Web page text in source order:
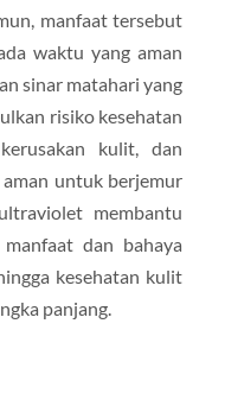
manfaat tersebut
waktu yang aman
sinar matahari yang
risiko kesehatan
kulit, dan
untuk berjemur
membantu
dan bahaya
kesehatan kulit
panjang.